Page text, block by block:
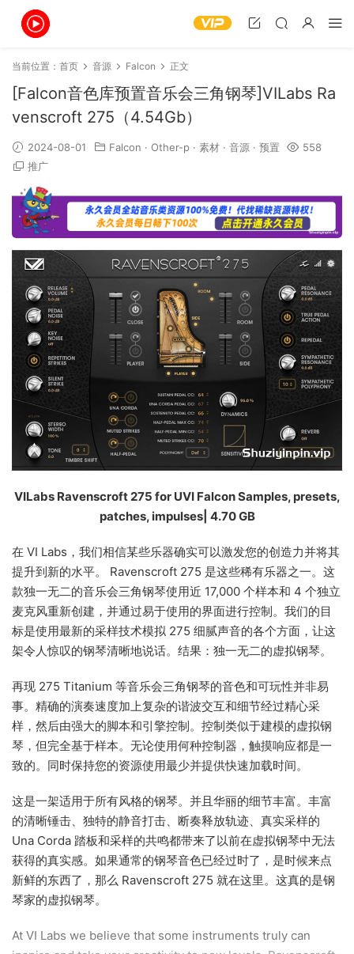
当前位置： 首页 音源 Falcon 正文
[Falcon音色库预置音乐会三角钢琴]VILabs Ra
venscroft 275（4.54Gb）
2024-08-01 Falcon · Other-p · 素材 · 音源 · 预置
558
推广
VILabs Ravenscroft 275 for UVI Falcon Samples, presets,
patches, impulses| 4.70 GB
在 VI Labs，我们相信某些乐器确实可以激发您的创造力并将其
提升到新的水平。 Ravenscroft 275 是这些稀有乐器之一。这
款独一无二的音乐会三角钢琴使用近 17,000 个样本和 4 个独立
麦克风重新创建，并通过易于使用的界面进行控制。我们的目
标是使用最新的采样技术模拟 275 细腻声音的各个方面，让这
架令人惊叹的钢琴清晰地说话。结果：独一无二的虚拟钢琴。
再现 275 Titanium 等音乐会三角钢琴的音色和可玩性并非易
事。精确的演奏速度加上复杂的谐波交互和细节经过精心采
样，然后由强大的脚本和引擎控制。控制类似于建模的虚拟钢
琴，但完全基于样本。无论使用何种控制器，触摸响应都是一
致的。同时保持您的资源使用最少并提供快速加载时间。
这是一架适用于所有风格的钢琴。并且华丽的细节丰富。丰富
的清晰锤击、独特的静音打击、断奏释放轨迹、真实采样的
Una Corda 踏板和采样的共鸣都带来了以前在虚拟钢琴中无法
获得的真实感。如果通常的钢琴音色已经过时了，是时候来点
新鲜的东西了，那么 Ravenscroft 275 就在这里。这真的是钢
琴家的虚拟钢琴。
At VI Labs we believe that some instruments truly can